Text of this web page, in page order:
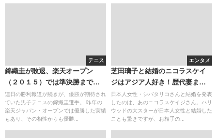
テニス
錦織圭が敗退、楽天オープン
（２０１５）では準決勝まで。
世界ランキングへの影響は？
連日の勝利報道が続きが、優勝が期待され
ていた男子テニスの錦織圭選手。 昨年の
楽天ジャパン・オープンでは優勝した実績
もあり、その相性からも優勝...
エンタメ
芝田璃子と結婚のニコラスケイ
ジはアジア人好き！歴代妻まと
め
日本人女性・シバタリコさんと結婚を発表
したのは、あのニコラスケイジさん。ハリ
ウッドの大スターが日本人女性と結婚した
ことも驚きですが、お相手の...